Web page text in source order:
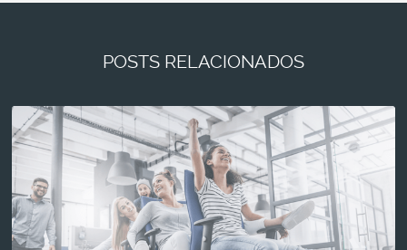
POSTS RELACIONADOS